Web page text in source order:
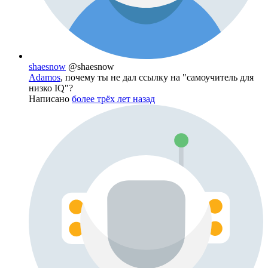
shaesnow @shaesnow
Adamos, почему ты не дал ссылку на "самоучитель для
низко IQ"?
Написано более трёх лет назад